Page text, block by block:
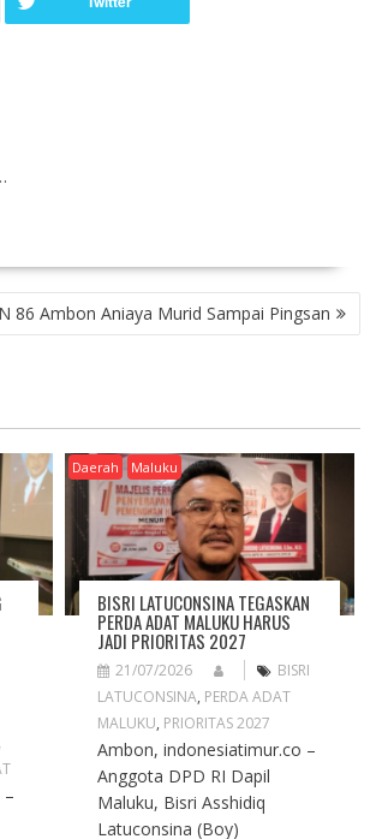
86 Ambon Aniaya Murid Sampai Pingsan
Daerah Maluku
BISRI LATUCONSINA TEGASKAN
PERDA ADAT MALUKU HARUS
JADI PRIORITAS 2027
21/07/2026
BISRI
LATUCONSINA, PERDA ADAT
MALUKU, PRIORITAS 2027
Ambon, indonesiatimur.co –
Anggota DPD RI Dapil
Maluku, Bisri Asshidiq
Latuconsina (Boy)